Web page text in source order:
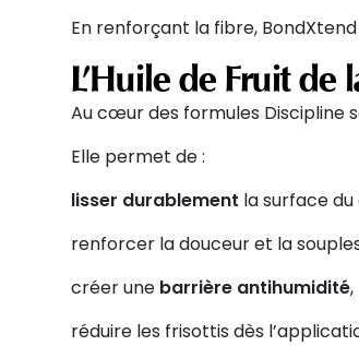
En renforçant la fibre, BondXtend
L’Huile de Fruit de
Au cœur des formules Discipline
Elle permet de :
lisser durablement la surface du
renforcer la douceur et la
créerune barrière antihumidité,
réduire les frisottis dès